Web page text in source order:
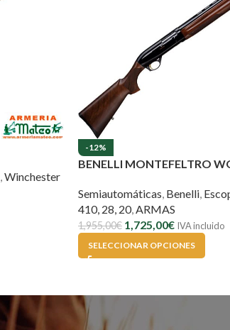
Winchester
-12%
BENELLI MONTEFELTRO
Semiautomáticas Benelli
410, 28, 20, ARMAS
1,955,00€ 1,725,00€ IVA incluido
SELECCIONAR OPCIONES